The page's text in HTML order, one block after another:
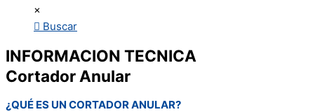
×
Buscar
INFORMACION TECNICA
Cortador Anular
¿QUÉ ES UN CORTADOR ANULAR?